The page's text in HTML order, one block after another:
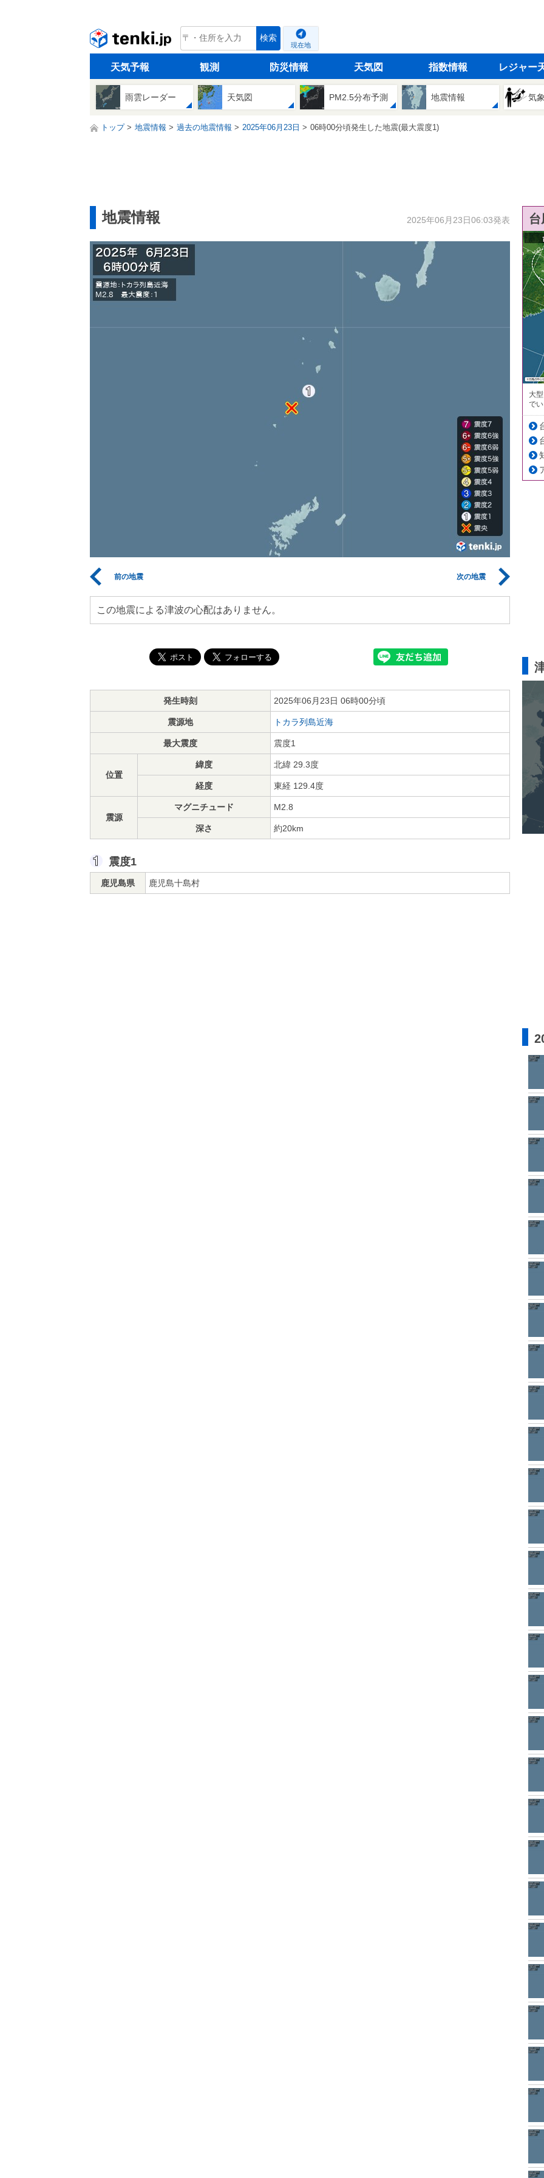
tenki.jp 検索
現在地
天気予報 観測 防災情報 天気図 指数情報 レジャー
雨雲レーダー 天気図 PM2.5分布予測 地震情報 気
トップ 地震情報 過去の地震情報 2025年06月23日 06時00分頃発生した地震(最大震度1)
地震情報 2025年06月23日06:03発表
前の地震 次の地震
この地震による津波の心配はありません。
発生時刻 2025年06月23日 06時00分頃
震源地 トカラ列島近海
最大震度 震度1
位置
緯度 北緯 29.3度
経度 東経 129.4度
震源
マグニチュード M2.8
深さ 約20km
震度1
鹿児島県 鹿児島十島村
大
で